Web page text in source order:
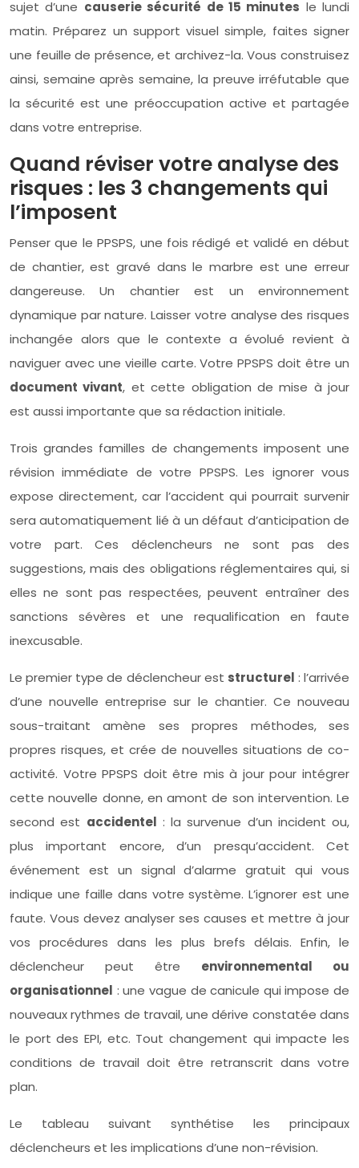
sujet d’une causerie sécurité de 15 minutes le lundi
matin. Préparez un support visuel simple, faites signer
une feuille de présence, et archivez-la. Vous construisez
ainsi, semaine après semaine, la preuve irréfutable que
la sécurité est une préoccupation active et partagée
dans votre entreprise.
Quand réviser votre analyse des
risques : les 3 changements qui
l’imposent
Penser que le PPSPS, une fois rédigé et validé en début
de chantier, est gravé dans le marbre est une erreur
dangereuse. Un chantier est un environnement
dynamique par nature. Laisser votre analyse des risques
inchangée alors que le contexte a évolué revient à
naviguer avec une vieille carte. Votre PPSPS doit être un
document vivant, et cette obligation de mise à jour
est aussi importante que sa rédaction initiale.
Trois grandes familles de changements imposent une
révision immédiate de votre PPSPS. Les ignorer vous
expose directement, car l’accident qui pourrait survenir
sera automatiquement lié à un défaut d’anticipation de
votre part. Ces déclencheurs ne sont pas des
suggestions, mais des obligations réglementaires qui, si
elles ne sont pas respectées, peuvent entraîner des
sanctions sévères et une requalification en faute
inexcusable.
Le premier type de déclencheur est structurel : l’arrivée
d’une nouvelle entreprise sur le chantier. Ce nouveau
sous-traitant amène ses propres méthodes, ses
propres risques, et crée de nouvelles situations de co-
activité. Votre PPSPS doit être mis à jour pour intégrer
cette nouvelle donne, en amont de son intervention. Le
second est accidentel : la survenue d’un incident ou,
plus important encore, d’un presqu’accident. Cet
événement est un signal d’alarme gratuit qui vous
indique une faille dans votre système. L’ignorer est une
faute. Vous devez analyser ses causes et mettre à jour
vos procédures dans les plus brefs délais. Enfin, le
déclencheur peut être environnemental ou
organisationnel : une vague de canicule qui impose de
nouveaux rythmes de travail, une dérive constatée dans
le port des EPI, etc. Tout changement qui impacte les
conditions de travail doit être retranscrit dans votre
plan.
Le tableau suivant synthétise les principaux
déclencheurs et les implications d’une non-révision.